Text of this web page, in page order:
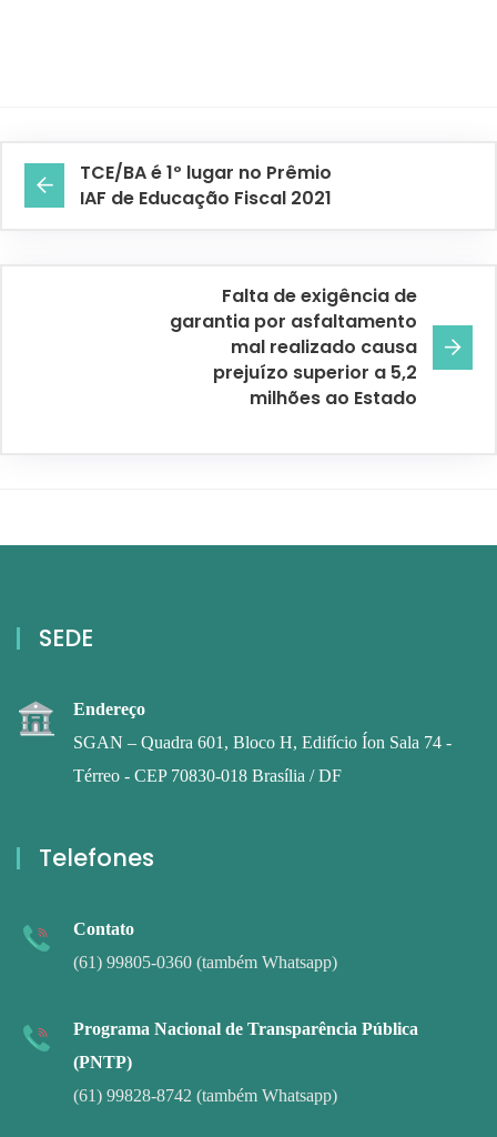
TCE/BA é 1º lugar no Prêmio
IAF de Educação Fiscal 2021
Falta de exigência de
garantia por asfaltamento
mal realizado causa
prejuízo superior a 5,2
milhões ao Estado
SEDE
Endereço
SGAN – Quadra 601, Bloco H, Edifício Íon Sala 74 -
Térreo - CEP 70830-018 Brasília / DF
Telefones
Contato
(61) 99805-0360 (também Whatsapp)
Programa Nacional de Transparência Pública
(PNTP)
(61) 99828-8742 (também Whatsapp)